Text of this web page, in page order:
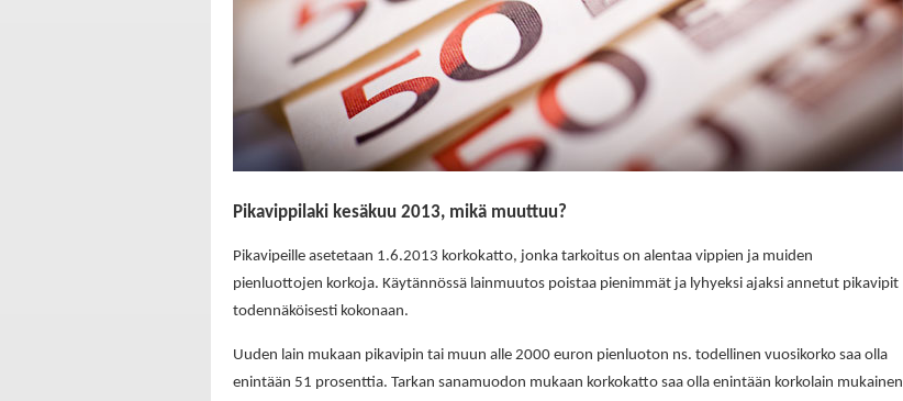
Pikavippilaki kesäkuu 2013, mikä muuttuu?
Pikavipeille asetetaan 1.6.2013 korkokatto, jonka tarkoitus on alentaa vippien ja muiden
pienluottojen korkoja. Käytännössä lainmuutos poistaa pienimmät ja lyhyeksi ajaksi annetut pikavipit
todennäköisesti kokonaan.
Uuden lain mukaan pikavipin tai muun alle 2000 euron pienluoton ns. todellinen vuosikorko saa olla
enintään 51 prosenttia. Tarkan sanamuodon mukaan korkokatto saa olla enintään korkolain mukainen